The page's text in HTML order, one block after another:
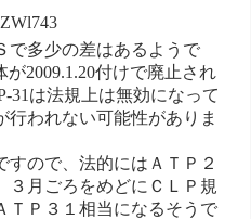
ZWl743
で多少の差はあるようで
が2009.1.20付けで廃止され
31は法規上は無効になって
行われない可能性がありま
ので、法的にはＡＴＰ２
３月ごろをめどにＣＬＰ規
ＴＰ３１相当になるそうで